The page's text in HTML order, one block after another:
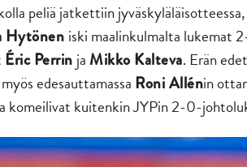
peliä jatkettiin
Hytönen iski maalinkulmalta lukemat
Éric Perrin ja Mikko Kalteva. Erän
edesauttamassa Roni Allénin
komeilivat kuitenkin JYPin 2-0-